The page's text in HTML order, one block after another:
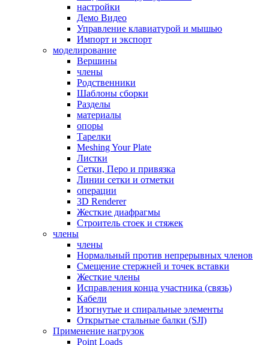
настройки
Демо Видео
Управление клавиатурой и мышью
Импорт и экспорт
моделирование
Вершины
члены
Родственники
Шаблоны сборки
Разделы
материалы
опоры
Тарелки
Meshing Your Plate
Листки
Сетки, Перо и привязка
Линии сетки и отметки
операции
3D Renderer
Жесткие диафрагмы
Строитель стоек и стяжек
члены
члены
Нормальный против непрерывных членов
Смещение стержней и точек вставки
Жесткие члены
Исправления конца участника (связь)
Кабели
Изогнутые и спиральные элементы
Открытые стальные балки (SJI)
Применение нагрузок
Point Loads